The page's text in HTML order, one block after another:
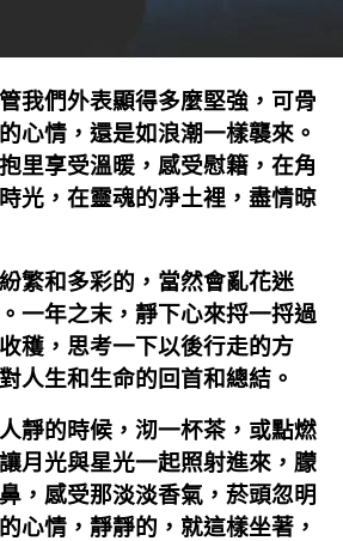
我們外表顯得多麼堅強，可骨
心情，還是如浪潮一樣襲來。
里享受溫暖，感受慰籍，在角
光，在靈魂的凈土裡，盡情晾
繁和多彩的，當然會亂花迷
一年之末，靜下心來捋一捋過
穫，思考一下以後行走的方
人生和生命的回首和總結。
靜的時候，沏一杯茶，或點燃
月光與星光一起照射進來，朦
，感受那淡淡香氣，菸頭忽明
心情，靜靜的，就這樣坐著，